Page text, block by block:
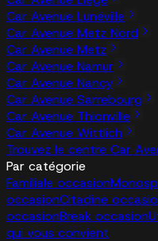
Car Avenue Lunéville
Car Avenue Metz Nord
Car Avenue Metz
Car Avenue Namur
Car Avenue Nancy
Car Avenue Sarrebourg
Car Avenue Thionville
Car Avenue Wittlich
Trouvez le centre Car
Par catégorie
Familiale occasion
occasionCitadine
occasionBreak occasion
qui vous convient